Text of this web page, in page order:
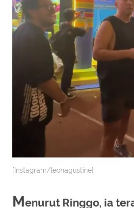
[Instagram/leonagustine]
Menurut Ringgo, ia